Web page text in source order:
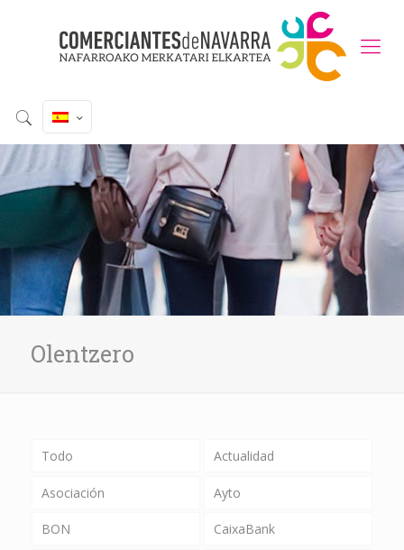
Olentzero
Todo Actualidad
Asociación Ayto
BON CaixaBank